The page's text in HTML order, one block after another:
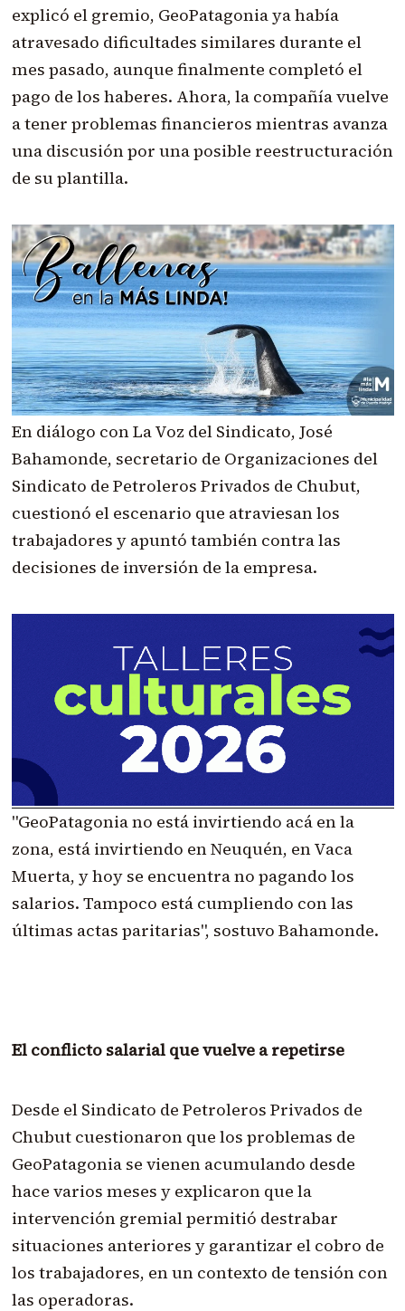
explicó el gremio, GeoPatagonia ya había
atravesado dificultades similares durante el
mes pasado, aunque finalmente completó el
pago de los haberes. Ahora, la compañía vuelve
a tener problemas financieros mientras avanza
una discusión por una posible reestructuración
de su plantilla.
En diálogo con La Voz del Sindicato, José
Bahamonde, secretario de Organizaciones del
Sindicato de Petroleros Privados de Chubut,
cuestionó el escenario que atraviesan los
trabajadores y apuntó también contra las
decisiones de inversión de la empresa.
"GeoPatagonia no está invirtiendo acá en la
zona, está invirtiendo en Neuquén, en Vaca
Muerta, y hoy se encuentra no pagando los
salarios. Tampoco está cumpliendo con las
últimas actas paritarias", sostuvo Bahamonde.
El conflicto salarial que vuelve a repetirse
Desde el Sindicato de Petroleros Privados de
Chubut cuestionaron que los problemas de
GeoPatagonia se vienen acumulando desde
hace varios meses y explicaron que la
intervención gremial permitió destrabar
situaciones anteriores y garantizar el cobro de
los trabajadores, en un contexto de tensión con
las operadoras.